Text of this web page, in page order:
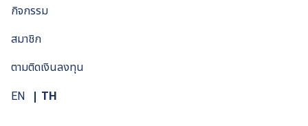
กิจกรรม
สมาชิก
ตามติดเงินลงทุน
EN TH